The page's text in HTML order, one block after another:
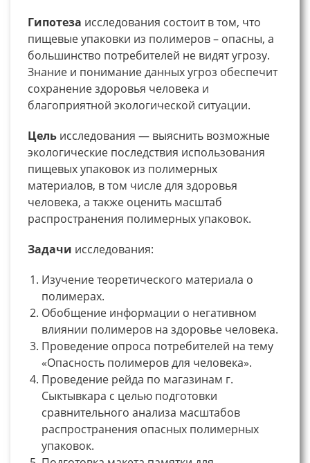
Гипотеза исследования состоит в том, что
пищевые упаковки из полимеров – опасны, а
большинство потребителей не видят угрозу.
Знание и понимание данных угроз обеспечит
сохранение здоровья человека и
благоприятной экологической ситуации.
Цель исследования — выяснить возможные
экологические последствия использования
пищевых упаковок из полимерных
материалов, в том числе для здоровья
человека, а также оценить масштаб
распространения полимерных упаковок.
Задачи исследования:
Изучение теоретического материала о
полимерах.
Обобщение информации о негативном
влиянии полимеров на здоровье человека.
Проведение опроса потребителей на тему
«Опасность полимеров для человека».
Проведение рейда по магазинам г.
Сыктывкара с целью подготовки
сравнительного анализа масштабов
распространения опасных полимерных
упаковок.